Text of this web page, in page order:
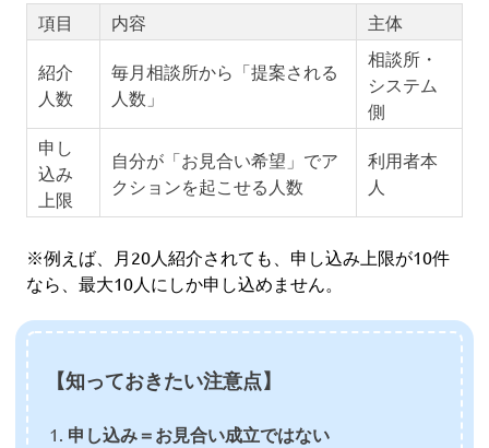
項目 内容 主体
紹介
人数
毎月相談所から「提案される
人数」
相談所・
システム
側
申し
込み
上限
自分が「お見合い希望」でア
クションを起こせる人数
利用者本
人
※例えば、月20人紹介されても、申し込み上限が10件
なら、最大10人にしか申し込めません。
【知っておきたい注意点】
申し込み＝お見合い成立ではない